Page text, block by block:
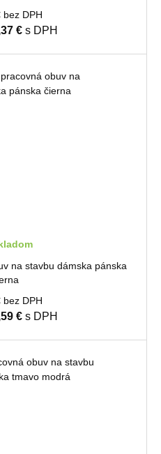
bez DPH
€s DPH
na stavbu dámska pánska
bez DPH
€s DPH